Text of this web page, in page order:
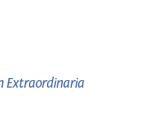
Extraordinaria